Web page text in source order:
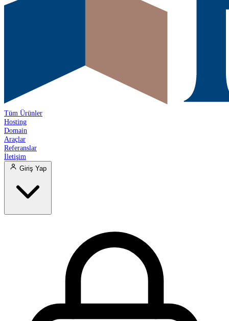
Tüm Ürünler
Hosting
Domain
Araçlar
Referanslar
İletişim
Giriş Yap